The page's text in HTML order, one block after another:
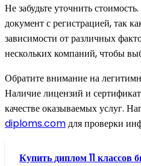
Не забудьте уточнить
документ с регистрацией, так
зависимости от различных
нескольких компаний, чтобы
Обратите внимание на
Наличие лицензий и
качестве оказываемых услуг.
diploms.comдля проверки
Купить диплом 11 классов